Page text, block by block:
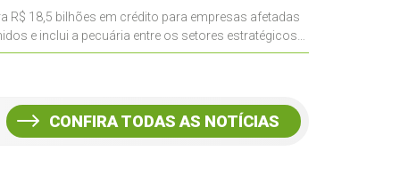
R$ 18,5 bilhões em crédito para empresas afetadas
e inclui a pecuária entre os setores estratégicos
CONFIRA TODAS AS NOTÍCIAS